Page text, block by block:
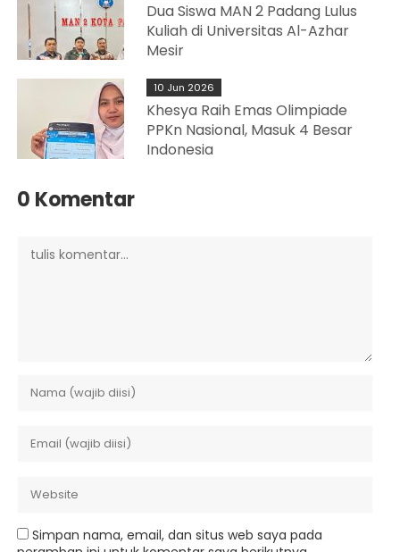
Dua Siswa MAN 2 Padang Lulus
Kuliah di Universitas Al-Azhar
Mesir
10 Jun 2026
Khesya Raih Emas Olimpiade
PPKn Nasional, Masuk 4 Besar
Indonesia
0 Komentar
Simpan nama, email, dan situs web saya pada